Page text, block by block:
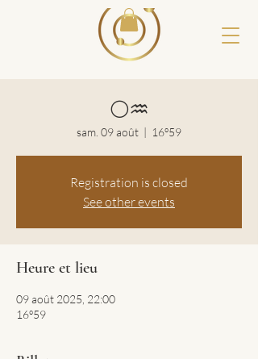
🌕♒️
sam. 09 août
  |
16º59
Registration is closed
See other events
Heure et lieu
09 août 2025, 22:00
16º59